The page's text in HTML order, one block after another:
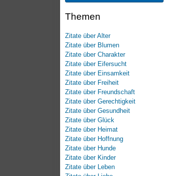
Themen
Zitate über Alter
Zitate über Blumen
Zitate über Charakter
Zitate über Eifersucht
Zitate über Einsamkeit
Zitate über Freiheit
Zitate über Freundschaft
Zitate über Gerechtigkeit
Zitate über Gesundheit
Zitate über Glück
Zitate über Heimat
Zitate über Hoffnung
Zitate über Hunde
Zitate über Kinder
Zitate über Leben